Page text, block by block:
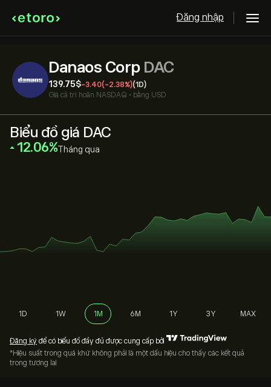
Đăng nhập
Danaos Corp DAC
139.75‎$‎-3.40(-2.38%)(1D)
Giá cả trì hoãn NASDAQ • bằng USD
Biểu đồ giá DAC
‎12.06‎ Tháng qua
1D 1W 1M 6M 1Y 3Y MAX
Đăng ký để có biểu đồ đầy đủ được cung cấp bởi
*Hiệu suất trong quá khứ không phải là một dấu hiệu cho thấy các kết quả
trong tương lai